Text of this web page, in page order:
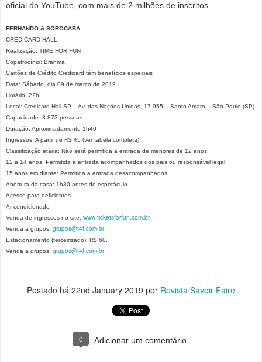
oficial do YouTube, com mais de 2 milhões de inscritos.
FERNANDO & SOROCABA
CREDICARD HALL
Realização: TIME FOR FUN
Copatrocínio: Brahma
Cartões de Crédito Credicard têm benefícios especiais
Data: Sábado, dia 09 de março de 2019
Horário: 22h
Local: Credicard Hall SP – Av. das Nações Unidas, 17.955 – Santo Amaro – São Paulo (SP).
Capacidade: 3.873 pessoas
Duração: Aproximadamente 1h40
Ingressos: A partir de R$ 45 (ver tabela completa)
Classificação etária: Não será permitida a entrada de menores de 12 anos.
12 a 14 anos: Permitida a entrada acompanhados dos pais ou responsável legal.
15 anos em diante: Permitida a entrada desacompanhados.
Abertura da casa: 1h30 antes do espetáculo.
Acesso para deficientes
Ar-condicionado
Venda de ingressos no site: www.ticketsforfun.com.br
Venda a grupos: grupos@t4f.com.br
Estacionamento (terceirizado): R$ 60.
Venda a grupos: grupos@t4f.com.br
Postado há 22nd January 2019 por Revista Savoir Faire
0 Adicionar um comentário